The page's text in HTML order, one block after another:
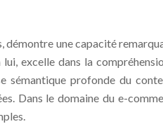
démontre une capacité
excelle dans la
sémantique profonde du
Dans le domaine du e-